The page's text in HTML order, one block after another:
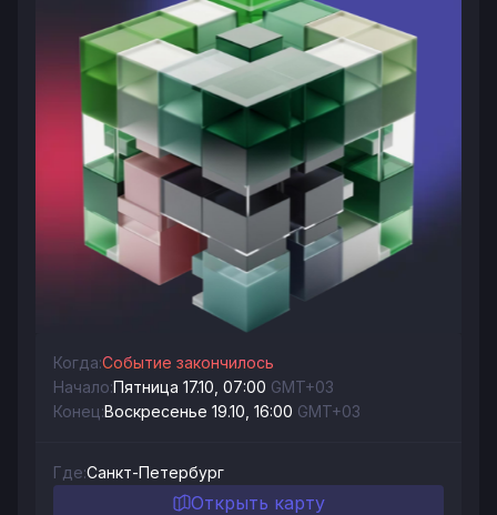
Когда:Событие закончилось
Начало:Пятница 17.10, 07:00 GMT+03
Конец:Воскресенье 19.10, 16:00 GMT+03
Где:Санкт-Петербург
Открыть карту